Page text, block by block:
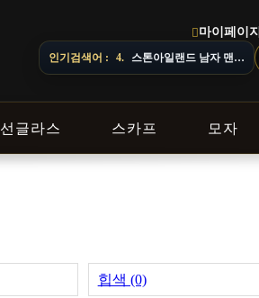
마이페이지
인기검색어 : 5. 오프화이트 남자 후드
선글라스 스카프 모자
힙색 (0)